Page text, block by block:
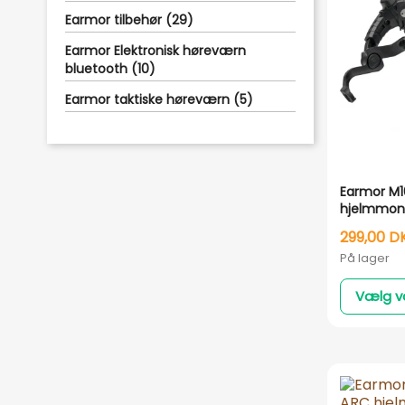
Earmor tilbehør (29)
Earmor Elektronisk høreværn
bluetooth (10)
Earmor taktiske høreværn (5)
Earmor
hjelm -
Sort /
SORT
299,00
På lager
Vælg